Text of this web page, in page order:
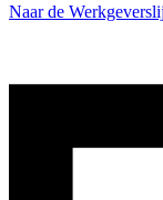
Naar de